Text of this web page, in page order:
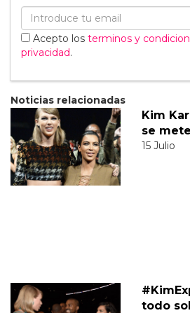
Acepto los terminos y
privacidad.
Noticias relacionadas
Kim
se
15 Julio
todo